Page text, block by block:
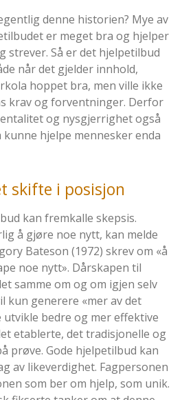
denne historien? Mye av
er meget bra og hjelper
strever. Så er det hjelpetilbud
når det gjelder innhold,
hoppet bra, men ville ikke
krav og forventninger. Derfor
og nysgjerrighet også
hjelpe mennesker enda
skifte i posisjon
kan fremkalle skepsis.
å gjøre noe nytt, kan melde
Bateson (1972) skrev om «å
noe nytt». Dårskapen til
samme om og om igjen selv
kun generere «mer av det
utvikle bedre og mer effektive
etablerte, det tradisjonelle og
prøve. Gode hjelpetilbud kan
av likeverdighet. Fagpersonen
som ber om hjelp, som unik.